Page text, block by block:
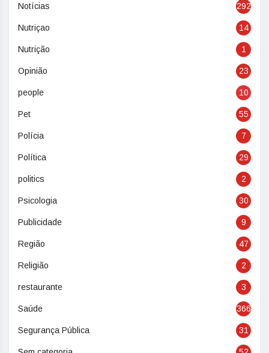
Notícias 292
Nutriçao 14
Nutrição 1
Opinião 23
people 10
Pet 55
Polícia 7
Política 29
politics 2
Psicologia 30
Publicidade 9
Região 47
Religião 2
restaurante 3
Saúde 366
Segurança Pública 31